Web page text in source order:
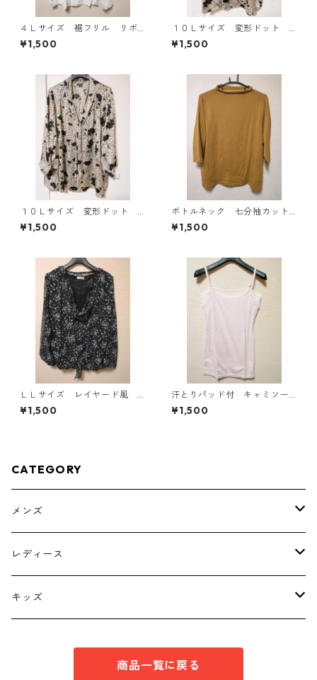
４Ｌサイズ 裾フリル リボ
ン付きタンクトップ オフホ
ワイト KAE-4780
¥1,500
１０Ｌサイズ 変形ドット
花柄 ボウタイブラウス オ
フホワイト KAE-4777
¥1,500
１０Ｌサイズ 変形ドット
花柄 ボウタイブラウス オ
フホワイト KAE-4776
¥1,500
ボトルネック 七分袖カット
ソー ４Ｌ マスタード KA
E-4817
¥1,500
ＬＬサイズ レイヤード風
シフォンブラウス ブラッ
ク KAE-4786
¥1,500
汗とりパッド付 キャミソー
ル Ｌ ライトピンク KAE-
4789
¥1,500
CATEGORY
メンズ
トップス
ボトムス
レディース
トップス
キッズ
商品一覧に戻る